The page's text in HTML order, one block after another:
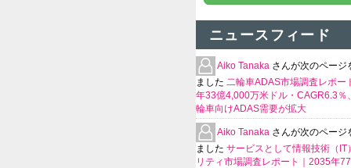
ニュースフィード
Aiko Tanaka さんが次のページ
ました 二輪車ADAS市場調査レポー
年33億4,000万米ドル・CAGR6.3％
輪車向けADAS需要が拡大
Aiko Tanaka さんが次のページ
ました サービスとして情報技術（IT
リティ市場調査レポート｜2035年